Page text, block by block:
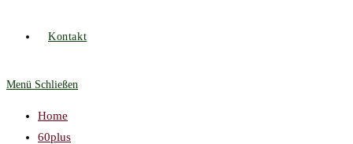
Kontakt
Menü Schließen
Home
60plus